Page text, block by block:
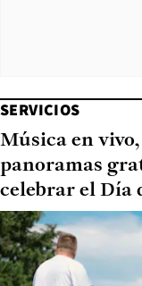
SERVICIOS
Música en
panoramas
celebrar el Día